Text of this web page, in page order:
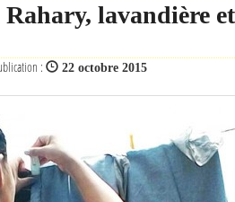
lavandière
: 22 octobre 2015